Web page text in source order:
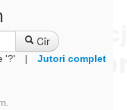
Cîr
'?' | Jutori complet